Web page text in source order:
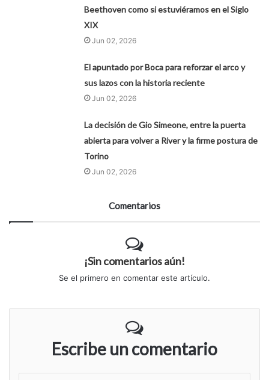
Beethoven como si estuviéramos en el Siglo
XIX
Jun 02, 2026
El apuntado por Boca para reforzar el arco y
sus lazos con la historia reciente
Jun 02, 2026
La decisión de Gio Simeone, entre la puerta
abierta para volver a River y la firme postura de
Torino
Jun 02, 2026
Comentarios
¡Sin comentarios aún!
Se el primero en comentar este artículo.
Escribe un comentario